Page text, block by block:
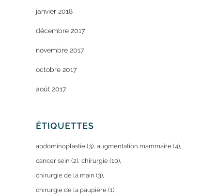
janvier 2018
décembre 2017
novembre 2017
octobre 2017
août 2017
ÉTIQUETTES
abdominoplastie (3) augmentation mammaire (4)
cancer sein (2) chirurgie (10)
chirurgie de la main (3)
chirurgie de la paupière (1)